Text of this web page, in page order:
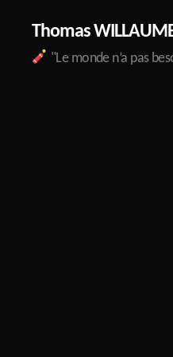
Thomas
"Le monde n’a pas